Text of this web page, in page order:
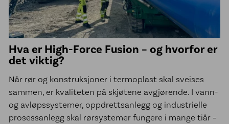
Hva er High-Force Fusion – og hvorfor er
det viktig?
Når rør og konstruksjoner i termoplast skal sveises
sammen, er kvaliteten på skjøtene avgjørende. I vann-
og avløpssystemer, oppdrettsanlegg og industrielle
prosessanlegg skal rørsystemer fungere i mange tiår –